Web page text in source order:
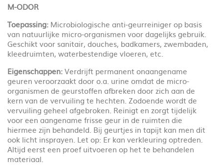
M-ODOR
Toepassing: Microbiologische anti-geurreiniger op basis
van natuurlijke micro-organismen voor dagelijks gebruik.
Geschikt voor sanitair, douches, badkamers, zwembaden,
kleedruimten, waterbestendige vloeren, etc.
Eigenschappen:Verdrijft permanent onaangename
geuren veroorzaakt door o.a. urine omdat de micro-
organismen de geurstoffen afbreken door zich aan de
kern van de vervuiling te hechten. Zodoende wordt de
vervuiling geheel afgebroken. Reinigt en zorgt tijdelijk
voor een aangename frisse geur in de ruimten die
hiermee zijn behandeld. Bij geurtjes in tapijt kan men dit
ook licht insprayen. Let op: Er kan verkleuring optreden.
Altijd eerst een proef uitvoeren op het te behandelen
materiaal.